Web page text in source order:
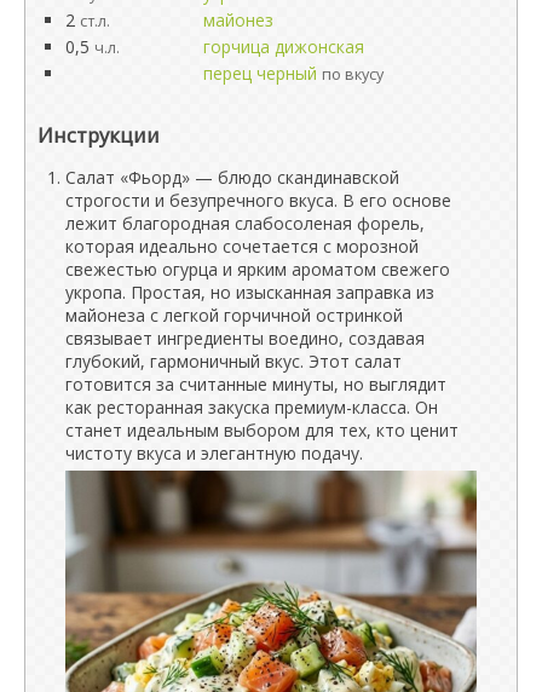
2 ст.л.
майонез
0,5 ч.л.
горчица дижонская
перец черный по вкусу
Инструкции
Салат «Фьорд» — блюдо скандинавской
строгости и безупречного вкуса. В его основе
лежит благородная слабосоленая форель,
которая идеально сочетается с морозной
свежестью огурца и ярким ароматом свежего
укропа. Простая, но изысканная заправка из
майонеза с легкой горчичной остринкой
связывает ингредиенты воедино, создавая
глубокий, гармоничный вкус. Этот салат
готовится за считанные минуты, но выглядит
как ресторанная закуска премиум-класса. Он
станет идеальным выбором для тех, кто ценит
чистоту вкуса и элегантную подачу.